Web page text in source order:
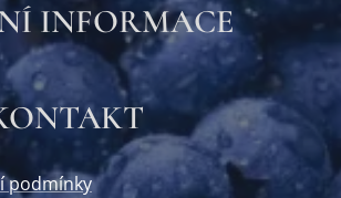
INFORMACE
podmínky